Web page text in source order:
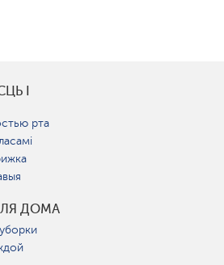
І
рта
ДОМА